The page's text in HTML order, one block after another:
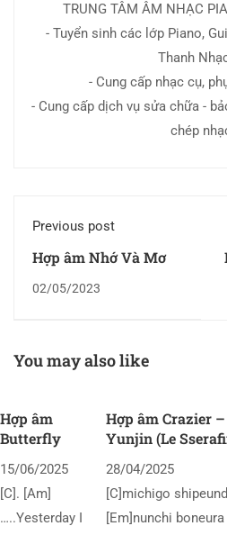
TRUNG TÂM ÂM NHẠC
- Tuyển sinh các lớp Piano,
Thanh
- Cung cấp nhạc cụ,
- Cung cấp dịch vụ sửa chữa -
chép
Previous post
Hợp âm Nhớ Và Mơ
02/05/2023
You may also like
Hợp âm
Butterfly
15/06/2025
[C]. [Am]
…..Yesterday I
Hợp âm Crazier
Yunjin (Le
28/04/2025
[C]michigo
[Em]nunchi